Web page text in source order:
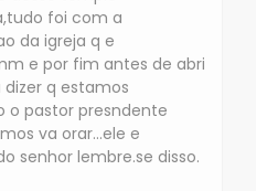
foi com a
da igreja q e
e por fim antes de abri
q estamos
o pastor presndente
va orar...ele e
senhor lembre.se disso.